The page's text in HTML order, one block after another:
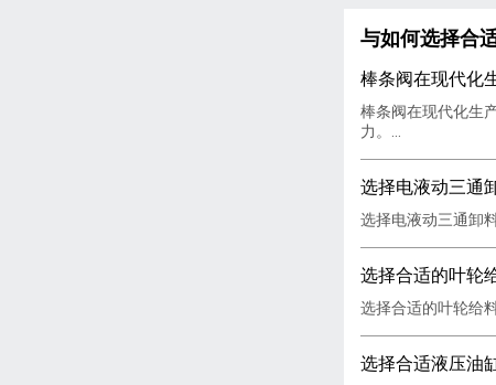
与如何选择合
棒条阀在现代化
棒条阀在现代化生
力。...
选择电液动三通
选择电液动三通卸
选择合适的叶轮
选择合适的叶轮给
选择合适液压油